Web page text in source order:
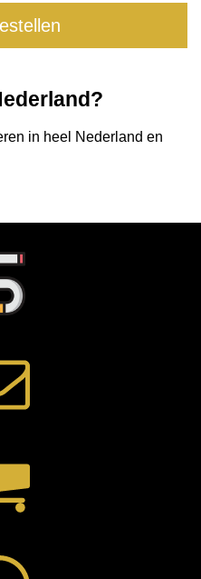
in heel Nederland en